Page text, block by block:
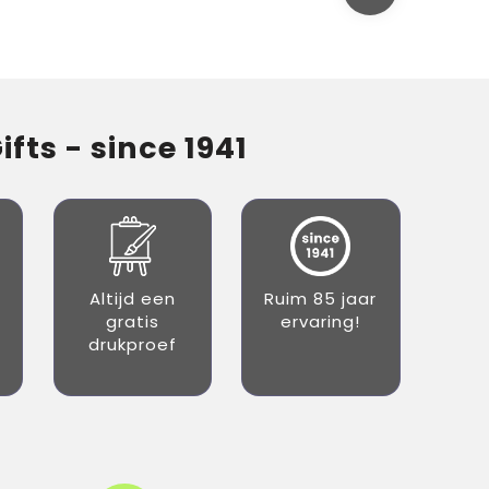
- since 1941
Altijd een
gratis
drukproef
Ruim 85 jaar
ervaring!